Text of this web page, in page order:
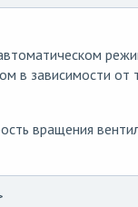
в зависимости
вращения